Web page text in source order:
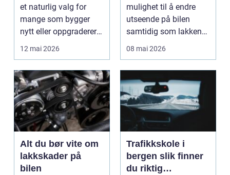
et naturlig valg for
mange som bygger
nytt eller oppgraderer
bolig, hytte og...
12 mai 2026
mulighet til å endre
utseende på bilen
samtidig som lakken
får et ekstra lag m...
08 mai 2026
Alt du bør vite om
lakkskader på
bilen
Trafikkskole i
bergen slik finner
du riktig